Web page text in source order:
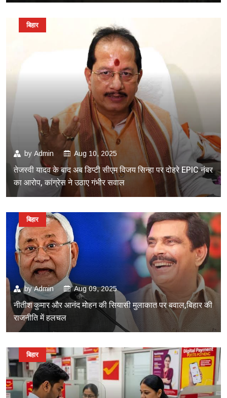
by Admin Aug 10, 2025
तेजस्वी यादव के बाद अब डिप्टी सीएम विजय सिन्हा पर दोहरे EPIC नंबर
का आरोप, कांग्रेस ने उठाए गंभीर सवाल
बिहार
byAdmin Aug 09, 2025
नीतीश कुमार और आनंद मोहन की सियासी मुलाकात पर बवाल,बिहार की
राजनीति में हलचल
बिहार
बिहार